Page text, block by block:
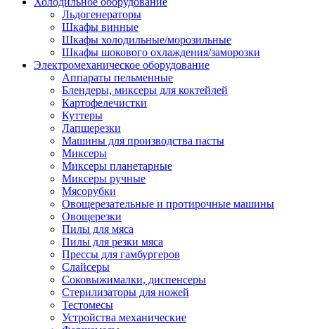
Льдогенераторы
Шкафы винные
Шкафы холодильные/морозильные
Шкафы шокового охлаждения/заморозки
Электромеханическое оборудование
Аппараты пельменные
Блендеры, миксеры для коктейлей
Картофелечистки
Куттеры
Лапшерезки
Машины для производства пасты
Миксеры
Миксеры планетарные
Миксеры ручные
Мясорубки
Овощерезательные и протирочные машины
Овощерезки
Пилы для мяса
Пилы для резки мяса
Прессы для гамбургеров
Слайсеры
Соковыжималки, диспенсеры
Стерилизаторы для ножей
Тестомесы
Устройства механические